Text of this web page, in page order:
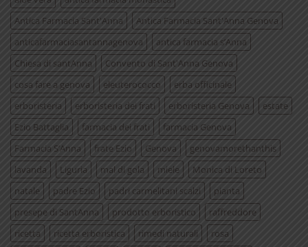
Antica Farmacia Sant'Anna
Antica Farmacia Sant'Anna Genova
anticafarmaciasantannagenova
antica farmacia s’Anna
Chiesa di santAnna
Convento di Sant'Anna Genova
cosa fare a genova
eleuterococco
erba officinale
erboristeria
erboristeria dei frati erboristeria Genova
estate
Ezio Battaglia
farmacia dei frati
farmacia Genova
Farmacia S’Anna
frate Ezio Genova
genovamorethanthis
lavanda
Liguria mal di gola miele
Monica di Loreto
natale
padre Ezio padri carmelitani scalzi
pianta
presepe di SantAnna
prodotto erboristico
raffreddore
ricetta
ricetta erboristica rimedi naturali rosa